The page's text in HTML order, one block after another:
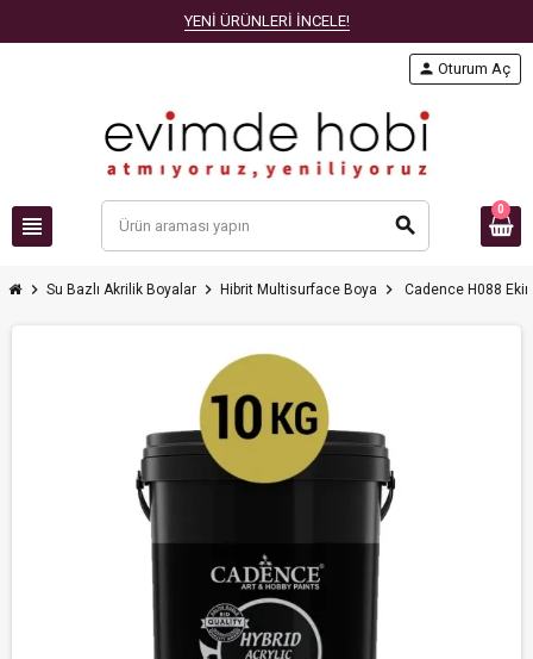
YENİ ÜRÜNLERİ İNCELE!
view_headline search
person Oturum Aç
0
chevron_right Su Bazlı Akrilik Boyalar chevron_right Hibrit Multisurface Boya chevron_right Cadence H088